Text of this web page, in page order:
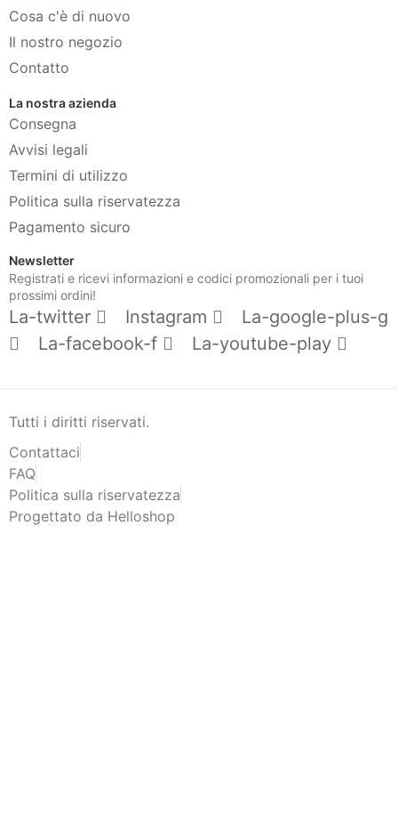
Cosa c'è di nuovo
Il nostro negozio
Contatto
La nostra azienda
Consegna
Avvisi legali
Termini di utilizzo
Politica sulla riservatezza
Pagamento sicuro
Newsletter
Registrati e ricevi informazioni e codici promozionali per i tuoi
prossimi ordini!
La-twitter Instagram
La-google-plus-g
La-facebook-f
La-youtube-play
Tutti i diritti riservati.
Contattaci
FAQ
Politica sulla riservatezza
Progettato da Helloshop